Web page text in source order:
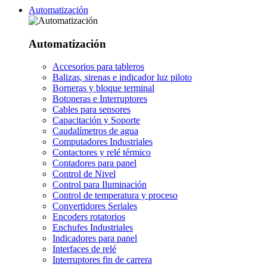
Automatización
Automatización
Accesorios para tableros
Balizas, sirenas e indicador luz piloto
Borneras y bloque terminal
Botoneras e Interruptores
Cables para sensores
Capacitación y Soporte
Caudalímetros de agua
Computadores Industriales
Contactores y relé térmico
Contadores para panel
Control de Nivel
Control para Iluminación
Control de temperatura y proceso
Convertidores Seriales
Encoders rotatorios
Enchufes Industriales
Indicadores para panel
Interfaces de relé
Interruptores fin de carrera